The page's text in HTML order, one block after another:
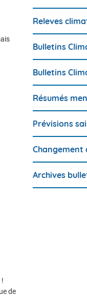
!
de
Releves
Bulletins
Bulletins
Résumés
Prévisions
Changement
Archives